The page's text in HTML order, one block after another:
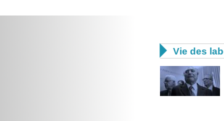
 Vie des